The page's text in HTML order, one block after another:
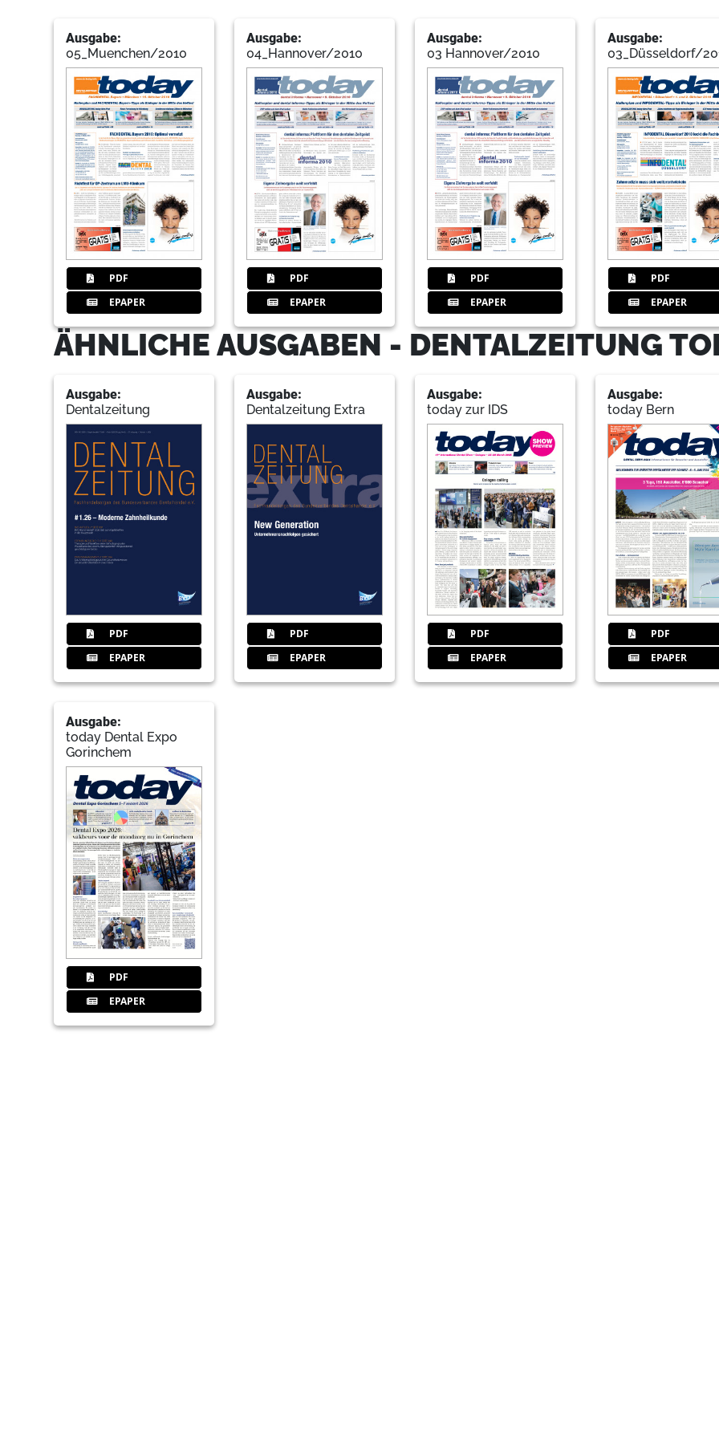
30Veranstaltungen
Redaktion
31Belmont Company Europe GmbH
34
Dentalhygiene
Redaktion
36 Praxishygiene
Redaktion
Dental Tribune International
40Kons/Prothetik
Redaktion
45Eurotec Dental GmbH
Endodontie
Redaktion
Ausgabe:
05_Muenchen/2010
PDF
EPAPER
Ausgabe:
04_Hannover/2010
PDF
EPAPER
Ausgabe:
03 Hannover/2010
PDF
EPAPER
Ausgabe:
03_Düsseldorf/
PDF
EPAPER
ÄHNLICHE AUSGABEN - DENTALZEITUNG
Ausgabe:
Dentalzeitung
PDF
EPAPER
Ausgabe:
Dentalzeitung Extra
PDF
EPAPER
Ausgabe:
today zur IDS
PDF
EPAPER
Ausgabe:
today Bern
PDF
EPAPER
Ausgabe:
today Dental Expo
Gorinchem
PDF
EPAPER